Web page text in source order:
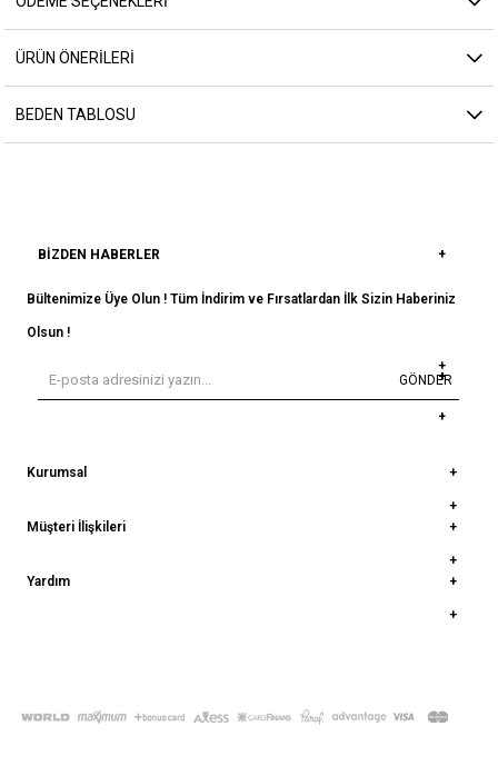
ÜRÜN ÖNERILERI
BEDEN TABLOSU
BIZDEN HABERLER
Bültenimize Üye Olun ! Tüm İndirim ve Fırsatlardan İlk Sizin Haberiniz
Olsun !
GÖNDER
Kurumsal
Müşteri İlişkileri
Yardım